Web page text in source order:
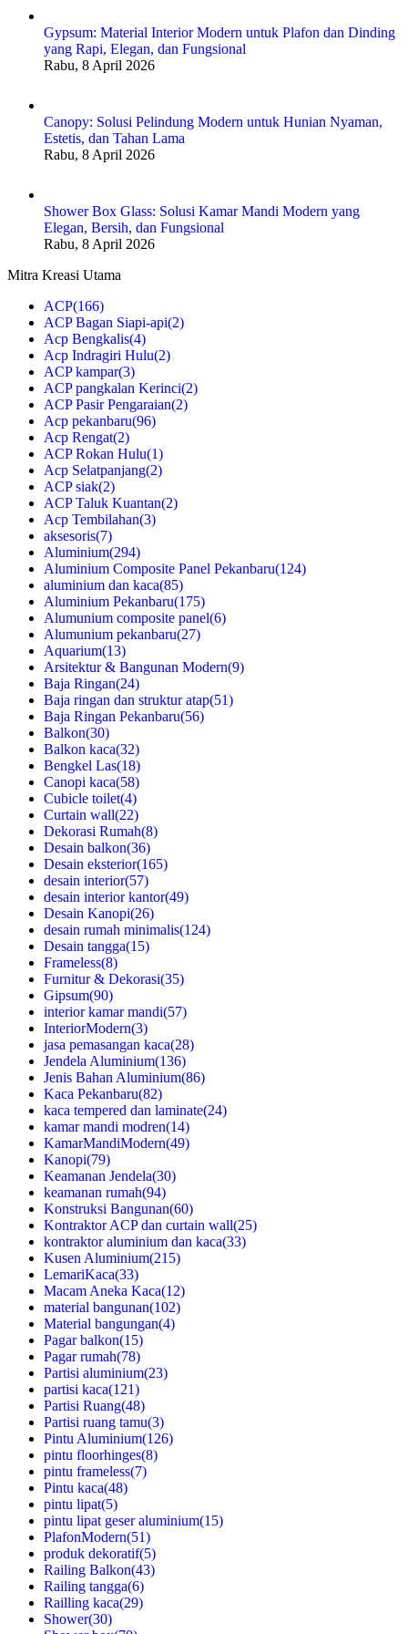
Gypsum: Material Interior Modern untuk Plafon dan Dinding
yang Rapi, Elegan, dan Fungsional
Rabu, 8 April 2026
Canopy: Solusi Pelindung Modern untuk Hunian Nyaman,
Estetis, dan Tahan Lama
Rabu, 8 April 2026
Shower Box Glass: Solusi Kamar Mandi Modern yang
Elegan, Bersih, dan Fungsional
Rabu, 8 April 2026
Mitra Kreasi Utama
ACP(166)
ACP Bagan Siapi-api(2)
Acp Bengkalis(4)
Acp Indragiri Hulu(2)
ACP kampar(3)
ACP pangkalan Kerinci(2)
ACP Pasir Pengaraian(2)
Acp pekanbaru(96)
Acp Rengat(2)
ACP Rokan Hulu(1)
Acp Selatpanjang(2)
ACP siak(2)
ACP Taluk Kuantan(2)
Acp Tembilahan(3)
aksesoris(7)
Aluminium(294)
Aluminium Composite Panel Pekanbaru(124)
aluminium dan kaca(85)
Aluminium Pekanbaru(175)
Alumunium composite panel(6)
Alumunium pekanbaru(27)
Aquarium(13)
Arsitektur & Bangunan Modern(9)
Baja Ringan(24)
Baja ringan dan struktur atap(51)
Baja Ringan Pekanbaru(56)
Balkon(30)
Balkon kaca(32)
Bengkel Las(18)
Canopi kaca(58)
Cubicle toilet(4)
Curtain wall(22)
Dekorasi Rumah(8)
Desain balkon(36)
Desain eksterior(165)
desain interior(57)
desain interior kantor(49)
Desain Kanopi(26)
desain rumah minimalis(124)
Desain tangga(15)
Frameless(8)
Furnitur & Dekorasi(35)
Gipsum(90)
interior kamar mandi(57)
InteriorModern(3)
jasa pemasangan kaca(28)
Jendela Aluminium(136)
Jenis Bahan Aluminium(86)
Kaca Pekanbaru(82)
kaca tempered dan laminate(24)
kamar mandi modren(14)
KamarMandiModern(49)
Kanopi(79)
Keamanan Jendela(30)
keamanan rumah(94)
Konstruksi Bangunan(60)
Kontraktor ACP dan curtain wall(25)
kontraktor aluminium dan kaca(33)
Kusen Aluminium(215)
LemariKaca(33)
Macam Aneka Kaca(12)
material bangunan(102)
Material bangungan(4)
Pagar balkon(15)
Pagar rumah(78)
Partisi aluminium(23)
partisi kaca(121)
Partisi Ruang(48)
Partisi ruang tamu(3)
Pintu Aluminium(126)
pintu floorhinges(8)
pintu frameless(7)
Pintu kaca(48)
pintu lipat(5)
pintu lipat geser aluminium(15)
PlafonModern(51)
produk dekoratif(5)
Railing Balkon(43)
Railing tangga(6)
Railling kaca(29)
Shower(30)